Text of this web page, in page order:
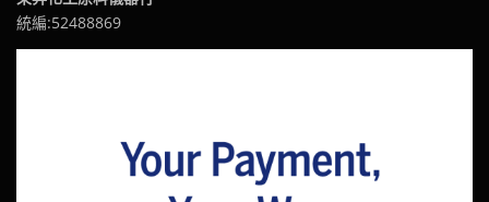
統編:52488869